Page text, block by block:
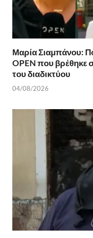
Μαρία Σιαμπάνου:
OPEN που βρέθηκε
του διαδικτύου
04/08/2026